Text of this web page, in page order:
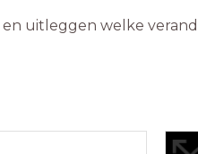
uitleggen welke